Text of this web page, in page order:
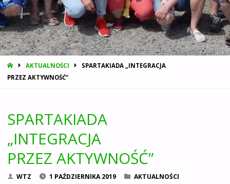
STRONA
GŁÓWNA
AKTUALNOŚCI
SPARTAKIADA „INTEGRACJA
PRZEZ AKTYWNOŚĆ”
SPARTAKIADA
„INTEGRACJA
PRZEZ AKTYWNOŚĆ”
WTZ 1 PAŹDZIERNIKA 2019 AKTUALNOŚCI